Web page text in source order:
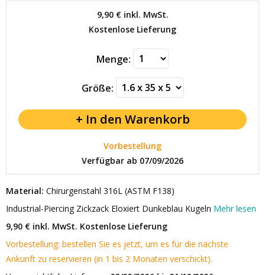
9,90 €inkl. MwSt.
Kostenlose Lieferung
Menge:
Größe:
Vorbestellung
Verfügbar ab 07/09/2026
Material: Chirurgenstahl 316L (ASTM F138)
Industrial-Piercing Zickzack Eloxiert Dunkeblau Kugeln Mehr lesen
9,90 € inkl. MwSt. Kostenlose Lieferung
Vorbestellung: bestellen Sie es jetzt, um es für die nächste
Ankunft zu reservieren (in 1 bis 2 Monaten verschickt).